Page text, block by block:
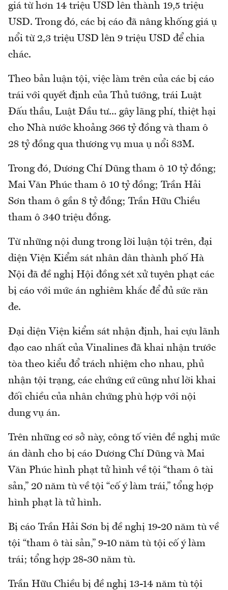
giá từ hơn 14 triệu USD lên thành 19,5 triệu
USD. Trong đó, các bị cáo đã nâng khống giá ụ
nổi từ 2,3 triệu USD lên 9 triệu USD để chia
chác.
Theo bản luận tội, việc làm trên của các bị cáo
trái với quyết định của Thủ tướng, trái Luật
Đấu thầu, Luật Đầu tư... gây lãng phí, thiệt hại
cho Nhà nước khoảng 366 tỷ đồng và tham ô
28 tỷ đồng qua thương vụ mua ụ nổi 83M.
Trong đó, Dương Chí Dũng tham ô 10 tỷ đồng;
Mai Văn Phúc tham ô 10 tỷ đồng; Trần Hải
Sơn tham ô gần 8 tỷ đồng; Trần Hữu Chiều
tham ô 340 triệu đồng.
Từ những nội dung trong lời luận tội trên, đại
diện Viện Kiểm sát nhân dân thành phố Hà
Nội đã đề nghị Hội đồng xét xử tuyên phạt các
bị cáo với mức án nghiêm khắc để đủ sức răn
đe.
Đại diện Viện kiểm sát nhận định, hai cựu lãnh
đạo cao nhất của Vinalines đã khai nhận trước
tòa theo kiểu đổ trách nhiệm cho nhau, phủ
nhận tội trạng, các chứng cứ cũng như lời khai
đối chiều của nhân chứng phù hợp với nội
dung vụ án.
Trên những cơ sở này, công tố viên đề nghị mức
án dành cho bị cáo Dương Chí Dũng và Mai
Văn Phúc hình phạt tử hình về tội “tham ô tài
sản,” 20 năm tù về tội “cố ý làm trái,” tổng hợp
hình phạt là tử hình.
Bị cáo Trần Hải Sơn bị đề nghị 19-20 năm tù về
tội “tham ô tài sản,” 9-10 năm tù tội cố ý làm
trái; tổng hợp 28-30 năm tù.
Trần Hữu Chiều bị đề nghị 13-14 năm tù tội